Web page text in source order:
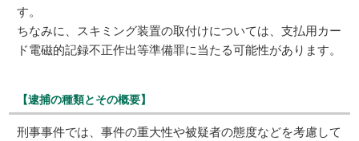
す。
ちなみに、スキミング装置の取付けについては、支払用カー
ド電磁的記録不正作出等準備罪に当たる可能性があります。
【逮捕の種類とその概要】
刑事事件では、事件の重大性や被疑者の態度などを考慮して